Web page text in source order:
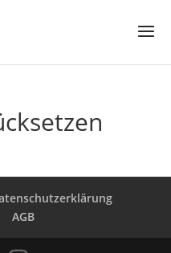
AGB